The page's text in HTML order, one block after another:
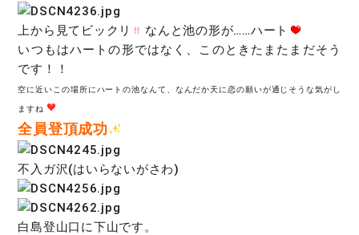
上から見てビックリ
なんと池の形が……ハート
いつもはハートの形ではなく、このときたまたまだそう
です！！
空に近いこの場所にハートの池なんて、なんだか天に恋の願いが通じそうな気がし
ますね
全員登頂成功
不入ガ沢(はいらないがさわ)
白島登山口に下山です。